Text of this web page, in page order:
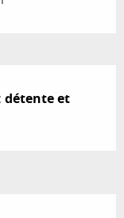
détente et